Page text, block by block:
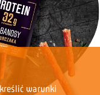
warunki